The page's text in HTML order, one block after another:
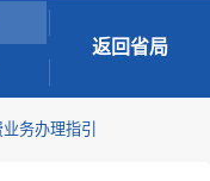
返回省局
务办理指引